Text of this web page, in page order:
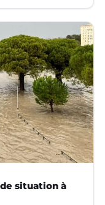
situation à